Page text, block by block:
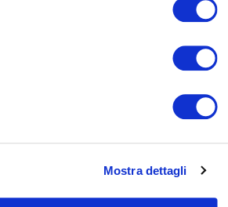
Mostra dettagli